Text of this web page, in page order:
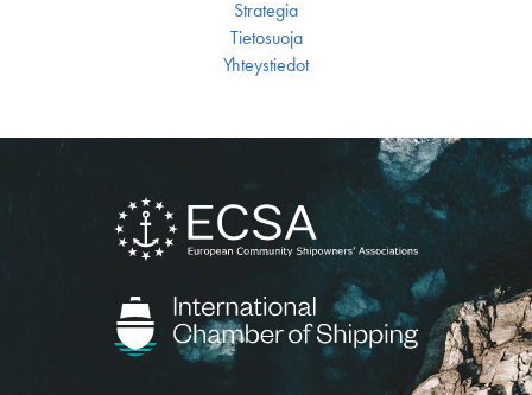
Strategia
Tietosuoja
Yhteystiedot